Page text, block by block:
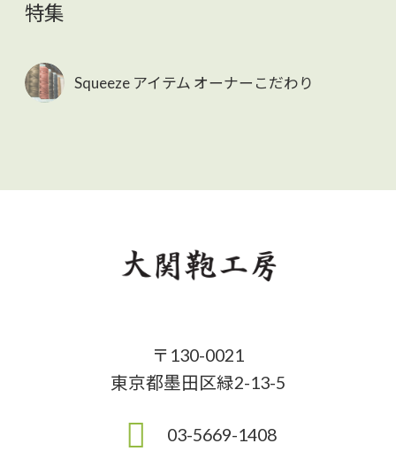
特集
Squeeze アイテム オーナーこだわり
〒130-0021
東京都墨田区緑2-13-5
03-5669-1408